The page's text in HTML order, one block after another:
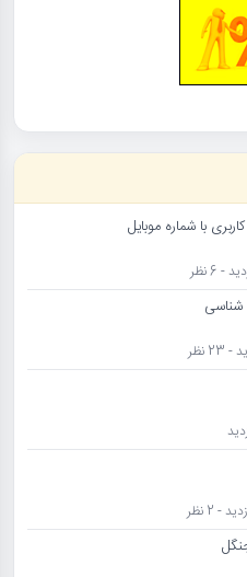
با شماره موبایل
شناسی